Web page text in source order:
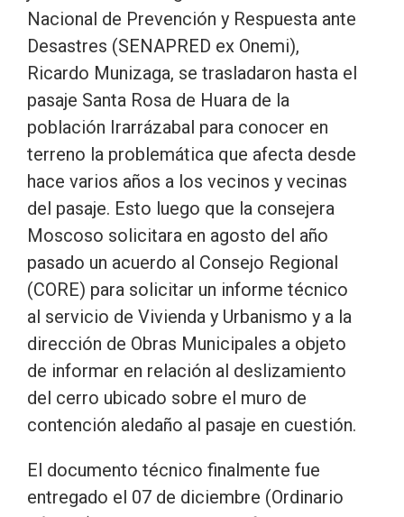
Nacional de Prevención y Respuesta ante
Desastres (SENAPRED ex Onemi),
Ricardo Munizaga, se trasladaron hasta el
pasaje Santa Rosa de Huara de la
población Irarrázabal para conocer en
terreno la problemática que afecta desde
hace varios años a los vecinos y vecinas
del pasaje. Esto luego que la consejera
Moscoso solicitara en agosto del año
pasado un acuerdo al Consejo Regional
(CORE) para solicitar un informe técnico
al servicio de Vivienda y Urbanismo y a la
dirección de Obras Municipales a objeto
de informar en relación al deslizamiento
del cerro ubicado sobre el muro de
contención aledaño al pasaje en cuestión.
El documento técnico finalmente fue
entregado el 07 de diciembre (Ordinario